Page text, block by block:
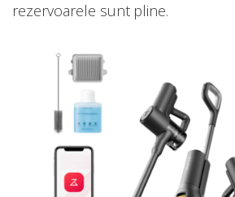
rezervoarele sunt pline.